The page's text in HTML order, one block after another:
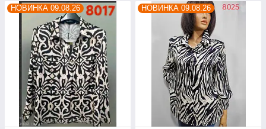
НОВИНКА 09.08.26 НОВИНКА 09.08.26